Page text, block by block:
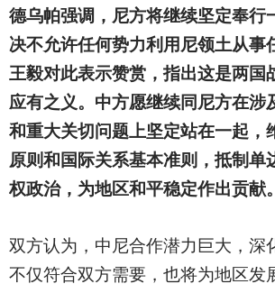
德乌帕强调，尼方将继续坚定奉行
决不允许任何势力利用尼领土从事
王毅对此表示赞赏，指出这是两国
应有之义。中方愿继续同尼方在涉
和重大关切问题上坚定站在一起，
原则和国际关系基本准则，抵制单
权政治，为地区和平稳定作出贡献。
双方认为，中尼合作潜力巨大，深
不仅符合双方需要，也将为地区发